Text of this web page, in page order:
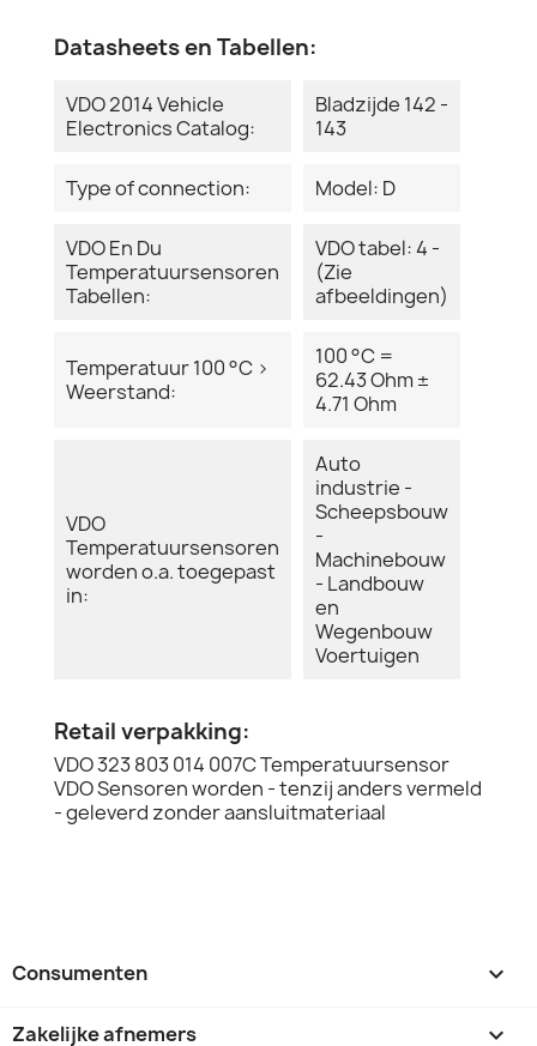
Datasheets en Tabellen:
VDO 2014 Vehicle
Electronics Catalog:
Bladzijde 142 -
143
Type of connection: Model: D
VDO En Du
Temperatuursensoren
Tabellen:
VDO tabel: 4 -
(Zie
afbeeldingen)
Temperatuur 100 °C >
Weerstand:
100 °C =
62.43 Ohm ±
4.71 Ohm
VDO
Temperatuursensoren
worden o.a. toegepast
in:
Auto
industrie -
Scheepsbouw
-
Machinebouw
- Landbouw
en
Wegenbouw
Voertuigen
Retail verpakking:
VDO 323 803 014 007C Temperatuursensor
VDO Sensoren worden - tenzij anders vermeld
- geleverd zonder aansluitmateriaal
Consumenten 
Zakelijke afnemers 